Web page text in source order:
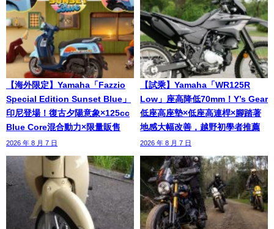
【海外限定】Yamaha「Fazzio
Special Edition Sunset Blue」
印尼登場！復古夕陽意象×125cc
Blue Core混合動力×限量販售
2026 年 8 月 7 日
【試乘】Yamaha「WR125R
Low」座高降低70mm！Y’s Gear
低座高座墊×低座高連桿×腳踏著
地感大幅改善，越野初學者推薦
2026 年 8 月 7 日